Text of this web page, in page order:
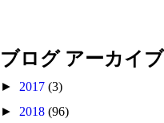
ブログ アーカイブ
► 2017 (3)
► 2018 (96)